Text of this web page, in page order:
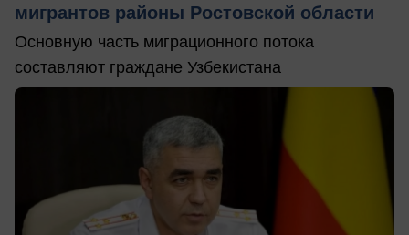
мигрантов районы Ростовской области
Основную часть миграционного потока
составляют граждане Узбекистана